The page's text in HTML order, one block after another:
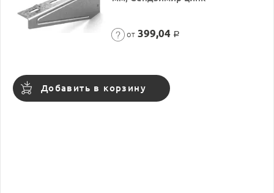
от 399,04 Р
Добавить в корзину